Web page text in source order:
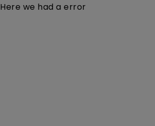
Here we had a error